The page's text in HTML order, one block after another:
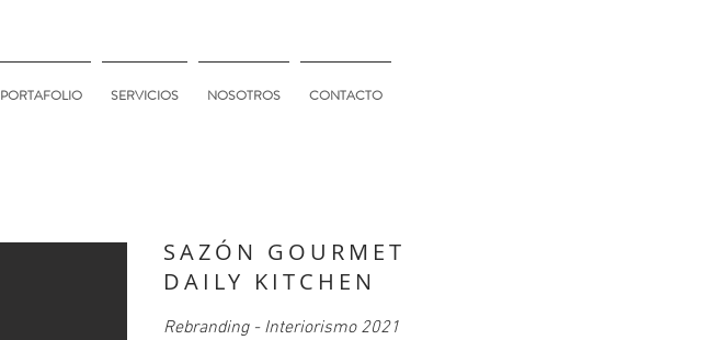
PORTAFOLIO SERVICIOS NOSOTROS CONTACTO
SAZÓN GOURMET
DAILY KITCHEN
Rebranding - Interiorismo 2021